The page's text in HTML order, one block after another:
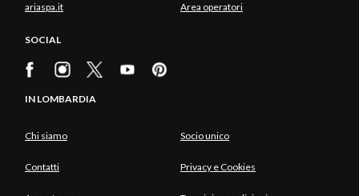
ariaspa.it Area operatori
SOCIAL
IN LOMBARDIA
Chi siamo Socio unico
Contatti Privacy e Cookies